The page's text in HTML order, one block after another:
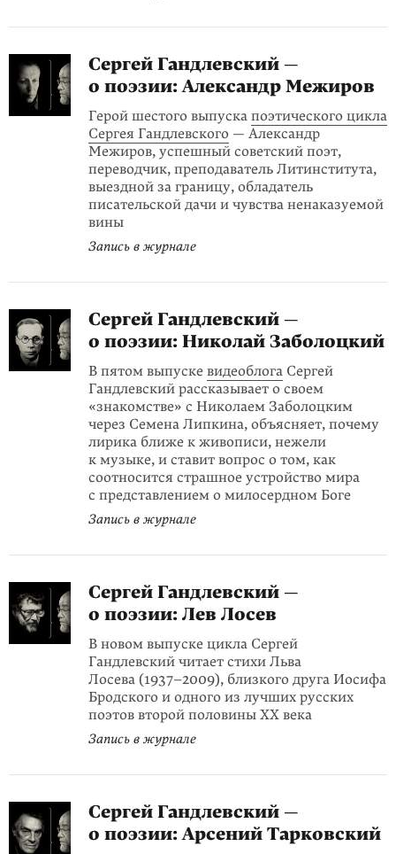
Сергей Гандлевский —
о поэзии: Александр Межиров
Герой шестого выпуска поэтического цикла
Сергея Гандлевского — Александр
Межиров, успешный советский поэт,
переводчик, преподаватель Литинститута,
выездной за границу, обладатель
писательской дачи и чувства ненаказуемой
вины
Запись в журнале
Сергей Гандлевский —
о поэзии: Николай Заболоцкий
В пятом выпуске видеоблога Сергей
Гандлевский рассказывает о своем
«знакомстве» с Николаем Заболоцким
через Семена Липкина, объясняет, почему
лирика ближе к живописи, нежели
к музыке, и ставит вопрос о том, как
соотносится страшное устройство мира
с представлением о милосердном Боге
Запись в журнале
Сергей Гандлевский —
о поэзии: Лев Лосев
В новом выпуске цикла Сергей
Гандлевский читает стихи Льва
Лосева (1937–2009), близкого друга Иосифа
Бродского и одного из лучших русских
поэтов второй половины XX века
Запись в журнале
Сергей Гандлевский —
о поэзии: Арсений Тарковский